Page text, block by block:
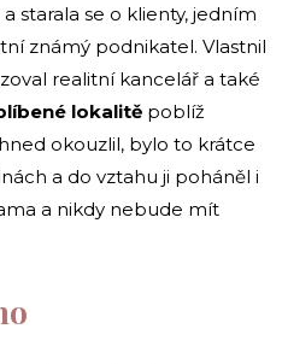
starala se o klienty, jedním
známý podnikatel. Vlastnil
realitní kancelář a také
lokalitě poblíž
okouzlil, bylo to krátce
a do vztahu ji poháněl i
a nikdy nebude mít